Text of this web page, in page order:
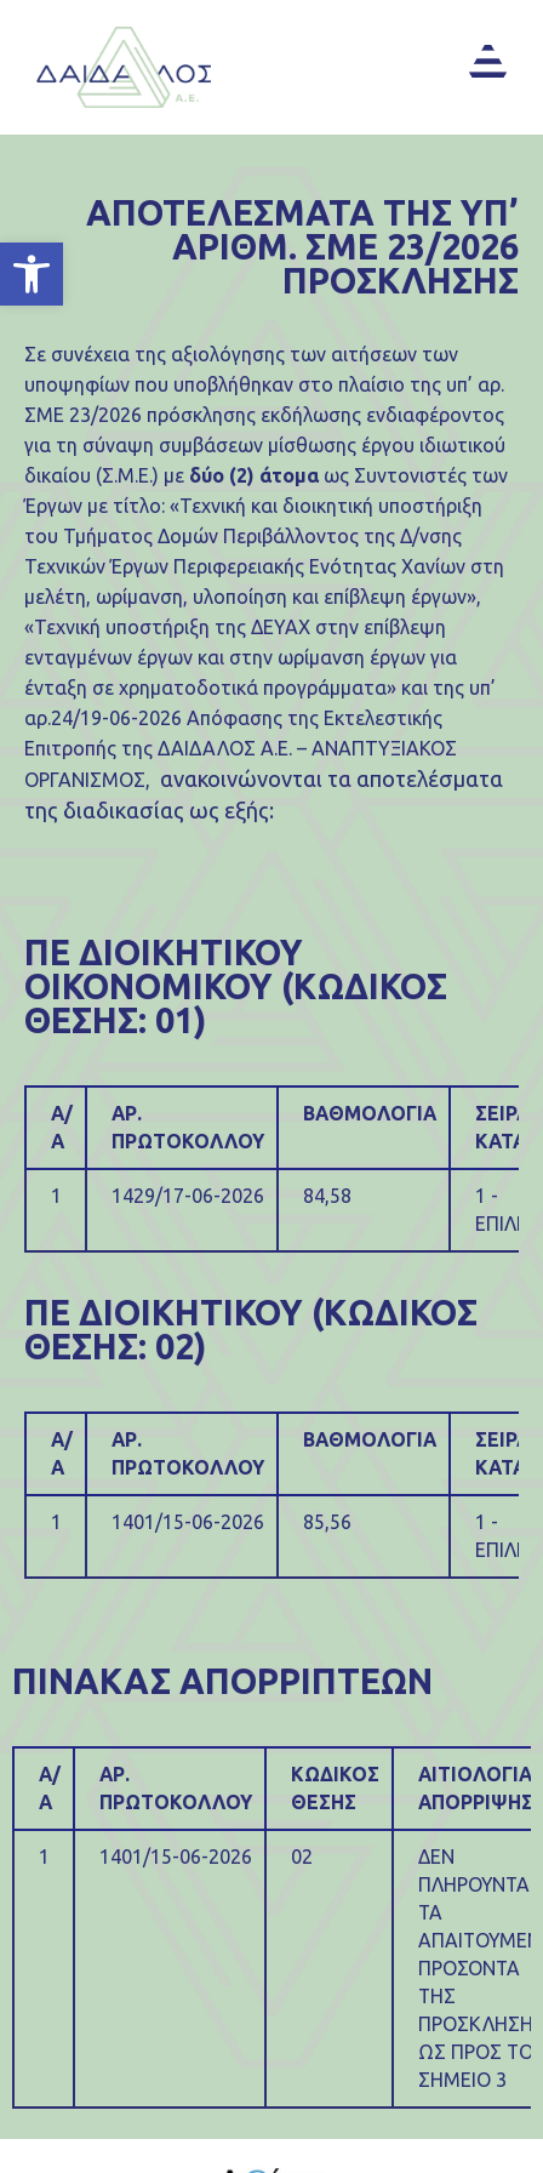
Ανοίξτε τη γραμμή εργαλείων
Σε συνέχεια της αξιολόγησης των αιτήσεων των
υποψηφίων που υποβλήθηκαν στο πλαίσιο της υπ’ αρ.
ΣΜΕ 23/2026 πρόσκλησης εκδήλωσης ενδιαφέροντος
για τη σύναψη συμβάσεων μίσθωσης έργου ιδιωτικού
δικαίου (Σ.Μ.Ε.) με δύο (2) άτομα ως Συντονιστές των
Έργων με τίτλο: «Τεχνική και διοικητική υποστήριξη
του Τμήματος Δομών Περιβάλλοντος της Δ/νσης
Τεχνικών Έργων Περιφερειακής Ενότητας Χανίων στη
μελέτη, ωρίμανση, υλοποίηση και επίβλεψη έργων»,
«Τεχνική υποστήριξη της ΔΕΥΑΧ στην επίβλεψη
ενταγμένων έργων και στην ωρίμανση έργων για
ένταξη σε χρηματοδοτικά προγράμματα» και της υπ’
αρ.24/19-06-2026 Απόφασης της Εκτελεστικής
Επιτροπής της ΔΑΙΔΑΛΟΣ Α.Ε. – ΑΝΑΠΤΥΞΙΑΚΟΣ
ΟΡΓΑΝΙΣΜΟΣ, ανακοινώνονται τα αποτελέσματα
της διαδικασίας ως εξής:
ΑΠΟΤΕΛΕΣΜΑΤΑ ΤΗΣ ΥΠ’
ΑΡΙΘΜ. ΣΜΕ 23/2026
ΠΡΟΣΚΛΗΣΗΣ
ΠΕ ΔΙΟΙΚΗΤΙΚΟΥ
ΟΙΚΟΝΟΜΙΚΟΥ (ΚΩΔΙΚΟΣ
ΘΕΣΗΣ: 01)
Α/
Α
ΑΡ.
ΠΡΩΤΟΚΟΛΛΟΥ
ΒΑΘΜΟΛΟΓΙΑ
ΣΕΙΡΑ
1 1429/17-06-2026 84,58
1 -
ΠΕ ΔΙΟΙΚΗΤΙΚΟΥ (ΚΩΔΙΚΟΣ
ΘΕΣΗΣ: 02)
Α/
Α
ΑΡ.
ΠΡΩΤΟΚΟΛΛΟΥ
ΒΑΘΜΟΛΟΓΙΑ
ΣΕΙΡΑ
1 1401/15-06-2026 85,56
1 -
ΠΙΝΑΚΑΣ ΑΠΟΡΡΙΠΤΕΩΝ
Α/
Α
ΑΡ.
ΠΡΩΤΟΚΟΛΛΟΥ
ΚΩΔΙΚΟΣ
ΘΕΣΗΣ
ΑΙΤΙΟΛΟΓΙΑ
ΑΠΟΡΡΙΨΗΣ
1 1401/15-06-2026 02
ΔΕΝ
ΠΛΗΡΟΥΝΤΑΙ
ΤΑ
ΠΡΟΣΟΝΤΑ
ΤΗΣ
ΩΣ ΠΡΟΣ ΤΟ
ΣΗΜΕΙΟ 3